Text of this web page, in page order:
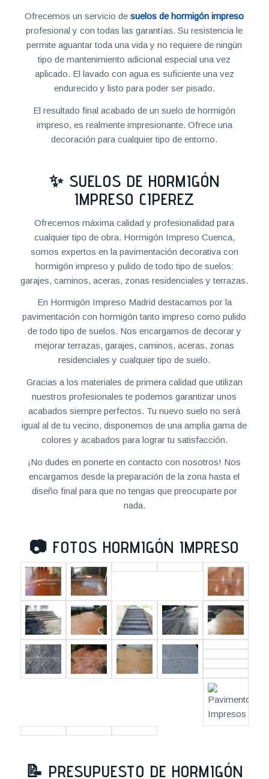
Ofrecemos un servicio desuelos de hormigón impreso
profesional y con todas las garantías. Su resistencia le
permite aguantar toda una vida y no requiere de ningún
tipo de mantenimiento adicional especial una vez
aplicado. El lavado con agua es suficiente una vez
endurecido y listo para poder ser pisado.
El resultado final acabado de un suelo de hormigón
impreso, es realmente impresionante. Ofrece una
decoración para cualquier tipo de entorno.
✨ SUELOS DE HORMIGÓN
IMPRESO CIPEREZ
Ofrecemos máxima calidad y profesionalidad para
cualquier tipo de obra. Hormigón Impreso Cuenca,
somos expertos en la pavimentación decorativa con
hormigón impreso y pulido de todo tipo de suelos:
garajes, caminos, aceras, zonas residenciales y terrazas.
En Hormigón Impreso Madrid destacamos por la
pavimentación con hormigón tanto impreso como pulido
de todo tipo de suelos. Nos encargamos de decorar y
mejorar terrazas, garajes, caminos, aceras, zonas
residenciales y cualquier tipo de suelo.
Gracias a los materiales de primera calidad que utilizan
nuestros profesionales te podemos garantizar unos
acabados siempre perfectos. Tu nuevo suelo no será
igual al de tu vecino, disponemos de una amplia gama de
colores y acabados para lograr tu satisfacción.
¡No dudes en ponerte en contacto con nosotros! Nos
encargamos desde la preparación de la zona hasta el
diseño final para que no tengas que preocuparte por
nada.
📷 FOTOS HORMIGÓN IMPRESO
📝 PRESUPUESTO DE HORMIGÓN